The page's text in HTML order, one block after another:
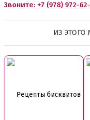
Звоните: +7 (978) 972-
ИЗ
Рецепты бисквитов